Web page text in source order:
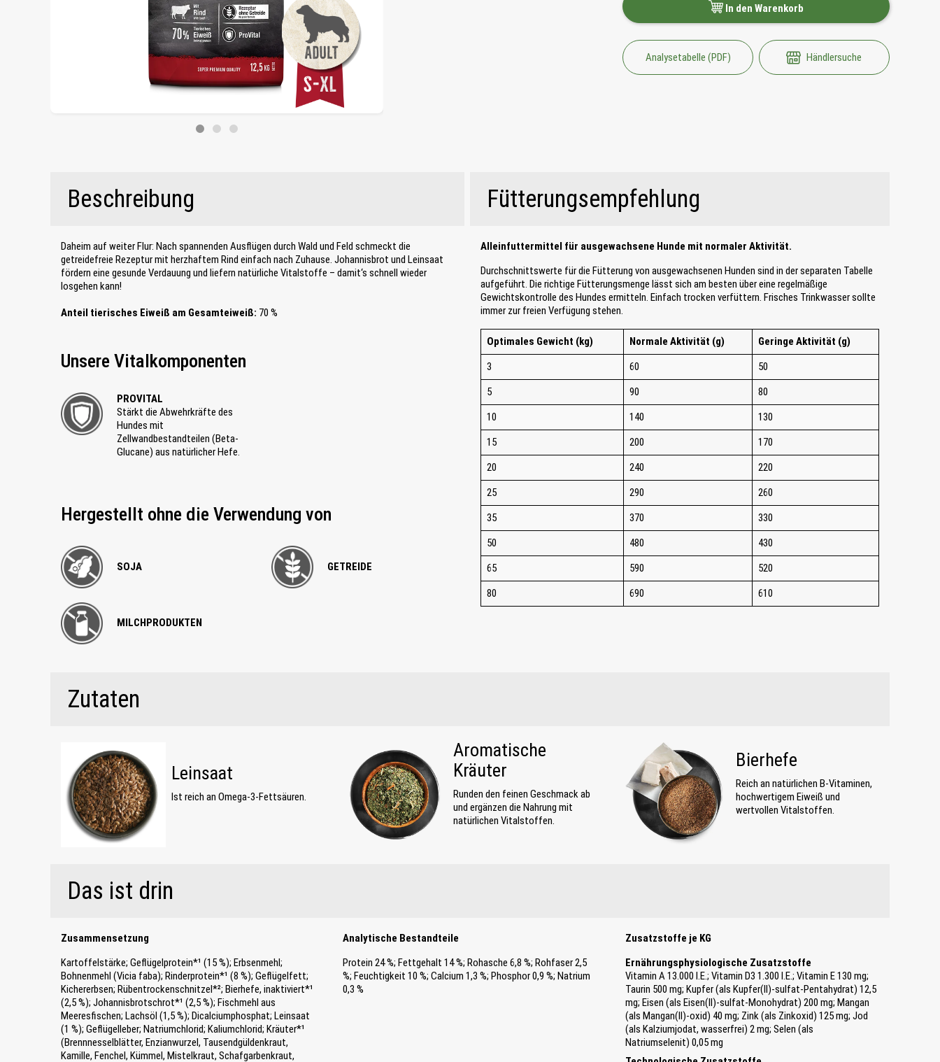
In den Warenkorb
Analysetabelle (PDF) Händlersuche
Beschreibung
Daheim auf weiter Flur: Nach spannenden Ausflügen durch Wald und Feld schmeckt die
getreidefreie Rezeptur mit herzhaftem Rind einfach nach Zuhause. Johannisbrot und Leinsaat
fördern eine gesunde Verdauung und liefern natürliche Vitalstoffe – damit‘s schnell wieder
losgehen kann!
Anteil tierisches Eiweiß am Gesamteiweiß: 70 %
Unsere Vitalkomponenten
PROVITAL
Stärkt die Abwehrkräfte des
Hundes mit
Zellwandbestandteilen (Beta-
Glucane) aus natürlicher Hefe.
Hergestellt ohne die Verwendung von
SOJA GETREIDE
MILCHPRODUKTEN
Zutaten
Leinsaat
Ist reich an Omega-3-Fettsäuren.
Aromatische
Kräuter
Runden den feinen Geschmack ab
und ergänzen die Nahrung mit
natürlichen Vitalstoffen.
Bierhefe
Reich an natürlichen B-Vitaminen,
hochwertigem Eiweiß und
wertvollen Vitalstoffen.
Fütterungsempfehlung
Alleinfuttermittel für ausgewachsene Hunde mit normaler Aktivität.
Durchschnittswerte für die Fütterung von ausgewachsenen Hunden sind in der separaten Tabelle
aufgeführt. Die richtige Fütterungsmenge lässt sich am besten über eine regelmäßige
Gewichtskontrolle des Hundes ermitteln. Einfach trocken verfüttern. Frisches Trinkwasser sollte
immer zur freien Verfügung stehen.
Optimales Gewicht (kg) Normale Aktivität (g)
Geringe Aktivität (g)
3
60
50
5
90
80
10
140
130
15
200
170
20
240
220
25
290
260
35
370
330
50
480
430
65
590
520
80
690 610
Das ist drin
Zusammensetzung
Kartoffelstärke; Geflügelprotein*¹ (15 %); Erbsenmehl;
Bohnenmehl (Vicia faba); Rinderprotein*¹ (8 %); Geflügelfett;
Kichererbsen; Rübentrockenschnitzel*²; Bierhefe, inaktiviert*¹
(2,5 %); Johannisbrotschrot*¹ (2,5 %); Fischmehl aus
Meeresfischen; Lachsöl (1,5 %); Dicalciumphosphat; Leinsaat
(1 %); Geflügelleber; Natriumchlorid; Kaliumchlorid; Kräuter*¹
(Brennnesselblätter, Enzianwurzel, Tausendgüldenkraut,
Kamille, Fenchel, Kümmel, Mistelkraut, Schafgarbenkraut,
Analytische Bestandteile
Protein 24 %; Fettgehalt 14 %; Rohasche 6,8 %; Rohfaser 2,5
%; Feuchtigkeit 10 %; Calcium 1,3 %; Phosphor 0,9 %; Natrium
0,3 %
Zusatzstoffe je KG
Ernährungsphysiologische Zusatzstoffe
Vitamin A 13.000 I.E.; Vitamin D3 1.300 I.E.; Vitamin E 130 mg;
Taurin 500 mg; Kupfer (als Kupfer(II)-sulfat-Pentahydrat) 12,5
mg; Eisen (als Eisen(II)-sulfat-Monohydrat) 200 mg; Mangan
(als Mangan(II)-oxid) 40 mg; Zink (als Zinkoxid) 125 mg; Jod
(als Kalziumjodat, wasserfrei) 2 mg; Selen (als
Natriumselenit) 0,05 mg